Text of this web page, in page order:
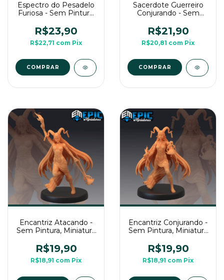
Espectro do Pesadelo
Furiosa - Sem Pintura,
Para RPG de Mesa
R$23,90
R$22,71 com Pix
COMPRAR
Sacerdote Guerreiro
Conjurando - Sem
Média Para RPG de
Mesa
R$21,90
R$20,81 com Pix
COMPRAR
Encantriz Atacando -
Sem Pintura, Miniatura
de Mesa
R$19,90
R$18,91 com Pix
Encantriz Conjurando -
Sem Pintura, Miniatura
de Mesa
R$19,90
R$18,91 com Pix